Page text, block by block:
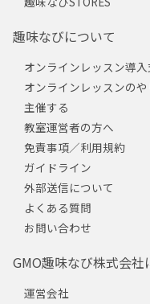
趣味なびについて
オンラインレッスン導
オンラインレッスンの
主催する
教室運営者の方へ
免責事項／利用規約
ガイドライン
外部送信について
よくある質問
お問い合わせ
GMO趣味なび株式会社
運営会社